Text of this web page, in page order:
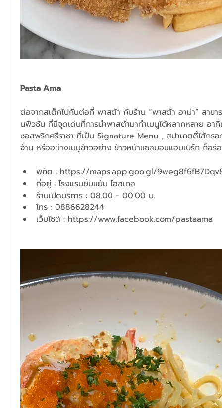
Pasta Ama
ต่อจากสเต็กไปกันต่อที่ พาสต้า กับร้าน “พาสต้า อาม่า” สาขาร
นฟิวชัน ที่มีจุดเด่นที่การนำพาสต้ามาทำเมนูได้หลากหลาย อาทิ
ซอสพริกศรีราชา ที่เป็น Signature Menu , สปาเกตตี้ไส้กร
จ้าน หรืออย่างเมนูข้าวอย่าง ข้าวหน้าแซลมอนแฮมเบิร์ก ก็อร่
พิกัด : https://maps.app.goo.gl/
ที่อยู่ : โรงแรมยิ้มแย้ม โฮสเทล
ร้านเปิดบริการ : 08.00 - 00.00 น.
โทร : 0886628244
เว็บไซต์ : https://www.facebook.com/pastaama